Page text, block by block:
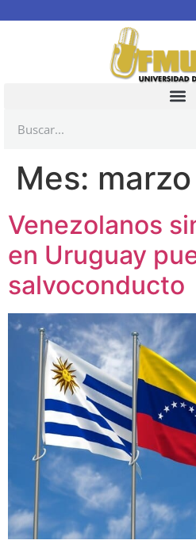
Mes:
Venezolanos
en Uruguay
salvoconducto